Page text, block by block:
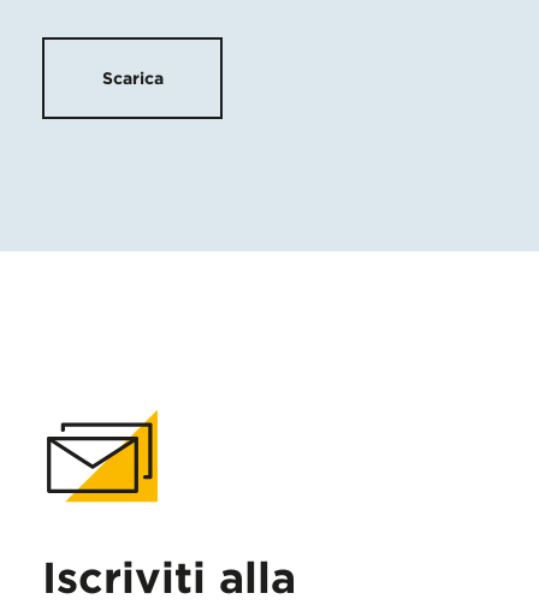
Scarica
Iscriviti alla